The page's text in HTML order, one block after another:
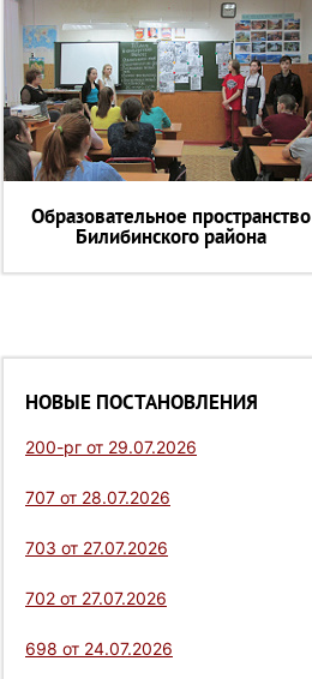
Образовательное пространство
Билибинского района
НОВЫЕ ПОСТАНОВЛЕНИЯ
200-рг от 29.07.2026
707 от 28.07.2026
703 от 27.07.2026
702 от 27.07.2026
698 от 24.07.2026